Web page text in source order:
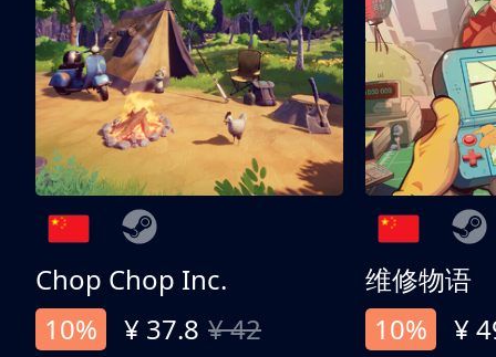
Chop Chop Inc.
10%
¥ 37.8 ¥ 42
维修物语
10%
¥